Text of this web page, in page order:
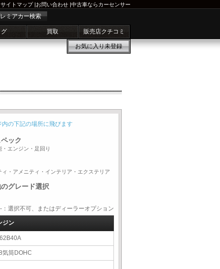
サイトマップ|お問い合わせ |中古車ならカーセンサー
ミアカー検索
買取 販売店クチコミ
お気に入り未登録
内の下記の場所に飛びます
ック
・エンジン・足回り
ィ・アメニティ・インテリア・エクステリア
グレード選択
択不可、またはディーラーオプション
ジン
気筒DOHC